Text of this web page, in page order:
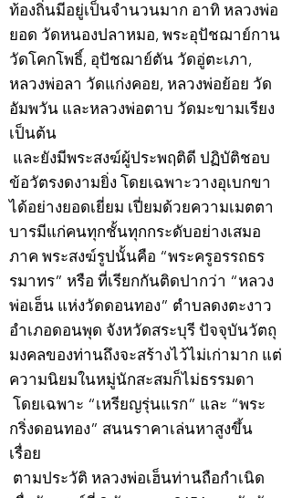
ท้องถิ่นมีอยู่เป็นจำนวนมาก อาทิ หลวงพ่อ
ยอด วัดหนองปลาหมอ, พระอุปัชฌาย์กาน
วัดโคกโพธิ์, อุปัชฌาย์ตัน วัดอู่ตะเภา,
หลวงพ่อลา วัดแก่งคอย, หลวงพ่อย้อย วัด
อัมพวัน และหลวงพ่อตาบ วัดมะขามเรียง
เป็นต้น
และยังมีพระสงฆ์ผู้ประพฤติดี ปฏิบัติชอบ
ข้อวัตรงดงามยิ่ง โดยเฉพาะวางอุเบกขา
ได้อย่างยอดเยี่ยม เปี่ยมด้วยความเมตตา
บารมีแก่คนทุกชั้นทุกกระดับอย่างเสมอ
ภาค พระสงฆ์รูปนั้นคือ “พระครูอรรถธร
รมาทร” หรือ ที่เรียกกันติดปากว่า “หลวง
พ่อเฮ็น แห่งวัดดอนทอง” ตำบลดงตะงาว
อำเภอดอนพุด จังหวัดสระบุรี ปัจจุบันวัตถุ
มงคลของท่านถึงจะสร้างไว้ไม่เก่ามาก แต่
ความนิยมในหมู่นักสะสมก็ไม่ธรรมดา
โดยเฉพาะ “เหรียญรุ่นแรก” และ “พระ
กริ่งดอนทอง” สนนราคาเล่นหาสูงขึ้น
เรื่อย
ตามประวัติ หลวงพ่อเฮ็นท่านถือกำเนิด